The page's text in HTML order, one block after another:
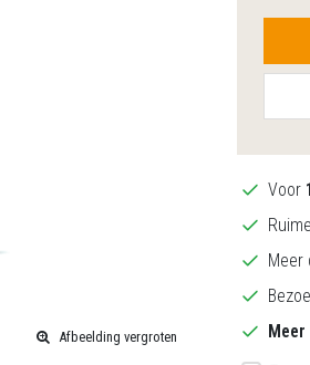
Afbeelding vergroten
Voor
Meer